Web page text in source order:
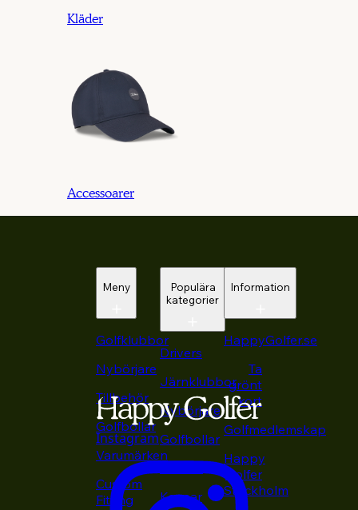
Kläder
Accessoarer
Meny
Golfklubbor
Nybörjare
Tillbehör
Golfbollar
Varumärken
Custom
Fitting
Populära
kategorier
Drivers
Järnklubbor
Nybörjare
Golfbollar
Kepsar
Information
HappyGolfer.se
Ta
grönt
kort
Golfmedlemskap
Happy
Golfer
Stockholm
Instagram